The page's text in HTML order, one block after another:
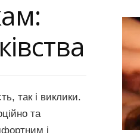
так і виклики.
та
і